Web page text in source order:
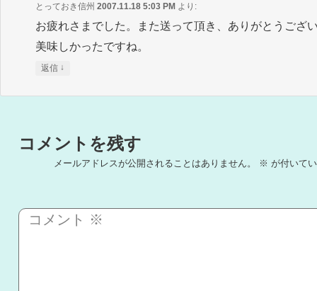
とっておき信州 2007.11.18 5:03 PM より:
お疲れさまでした。また送って頂き、ありがとうござ
美味しかったですね。
返信 ↓
コメントを残す
メールアドレスが公開されることはありません。 ※ が付いて
コメント ※